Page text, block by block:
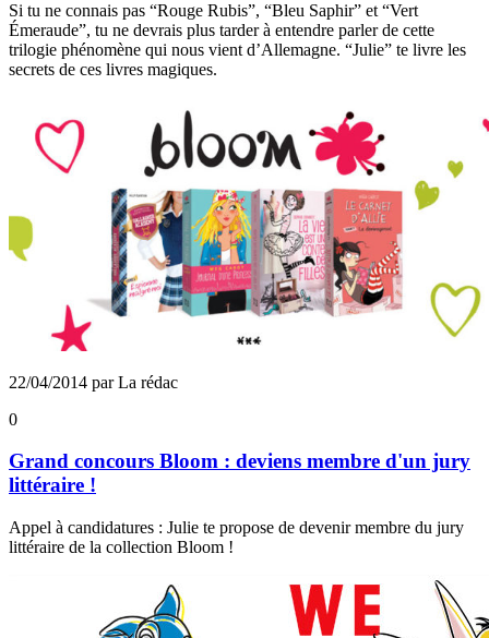
Si tu ne connais pas “Rouge Rubis”, “Bleu Saphir” et “Vert
Émeraude”, tu ne devrais plus tarder à entendre parler de cette
trilogie phénomène qui nous vient d’Allemagne. “Julie” te livre les
secrets de ces livres magiques.
22/04/2014 par La rédac
0
Grand concours Bloom : deviens membre d'un jury
littéraire !
Appel à candidatures : Julie te propose de devenir membre du jury
littéraire de la collection Bloom !